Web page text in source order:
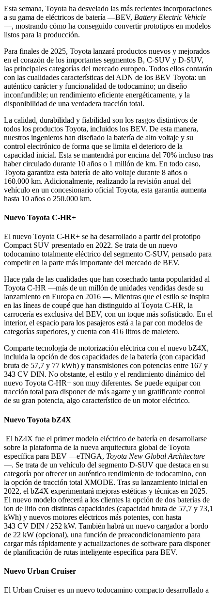
Esta semana, Toyota ha desvelado las más recientes incorporaciones
a su gama de eléctricos de batería —BEV, Battery Electric Vehicle
—, mostrando cómo ha conseguido convertir prototipos en modelos
listos para la producción.
Para finales de 2025, Toyota lanzará productos nuevos y mejorados
en el corazón de los importantes segmentos B, C-SUV y D-SUV,
las principales categorías del mercado europeo. Todos ellos contarán
con las cualidades características del ADN de los BEV Toyota: un
auténtico carácter y funcionalidad de todocamino; un diseño
inconfundible; un rendimiento eficiente energéticamente, y la
disponibilidad de una verdadera tracción total.
La calidad, durabilidad y fiabilidad son los rasgos distintivos de
todos los productos Toyota, incluidos los BEV. De esta manera,
nuestros ingenieros han diseñado la batería de alto voltaje y su
control electrónico de forma que se limita el deterioro de la
capacidad inicial. Esta se mantendrá por encima del 70% incluso tras
haber circulado durante 10 años o 1 millón de km. En todo caso,
Toyota garantiza esta batería de alto voltaje durante 8 años o
160.000 km. Adicionalmente, realizando la revisión anual del
vehículo en un concesionario oficial Toyota, esta garantía aumenta
hasta 10 años o 250.000 km.
Nuevo Toyota C-HR+
El nuevo Toyota C-HR+ se ha desarrollado a partir del prototipo
Compact SUV presentado en 2022. Se trata de un nuevo
todocamino totalmente eléctrico del segmento C-SUV, pensado para
competir en la parte más importante del mercado de BEV.
Hace gala de las cualidades que han cosechado tanta popularidad al
Toyota C-HR —más de un millón de unidades vendidas desde su
lanzamiento en Europa en 2016 —. Mientras que el estilo se inspira
en las líneas de coupé que han distinguido al Toyota C-HR, la
carrocería es exclusiva del BEV, con un toque más sofisticado. En el
interior, el espacio para los pasajeros está a la par con modelos de
categorías superiores, y cuenta con 416 litros de maletero.
Comparte tecnología de motorización eléctrica con el nuevo bZ4X,
incluida la opción de dos capacidades de la batería (con capacidad
bruta de 57,7 y 77 kWh) y transmisiones con potencias entre 167 y
343 CV DIN. No obstante, el estilo y el rendimiento dinámico del
nuevo Toyota C-HR+ son muy diferentes. Se puede equipar con
tracción total para disponer de más agarre y un gratificante control
de su gran potencia, algo característico de un motor eléctrico.
Nuevo Toyota bZ4X
El bZ4X fue el primer modelo eléctrico de batería en desarrollarse
sobre la plataforma de la nueva arquitectura global de Toyota
específica para BEV —eTNGA, Toyota New Global Architecture
—. Se trata de un vehículo del segmento D-SUV que destaca en su
categoría por ofrecer un auténtico rendimiento de todocamino, con
la opción de tracción total XMODE. Tras su lanzamiento inicial en
2022, el bZ4X experimentará mejoras estéticas y técnicas en 2025.
El nuevo modelo ofrecerá a los clientes la opción de dos baterías de
ion de litio con distintas capacidades (capacidad bruta de 57,7 y 73,1
kWh) y nuevos motores eléctricos más potentes, con hasta
343 CV DIN / 252 kW. También habrá un nuevo cargador a bordo
de 22 kW (opcional), una función de preacondicionamiento para
cargar más rápidamente y actualizaciones de software para disponer
de planificación de rutas inteligente específica para BEV.
Nuevo Urban Cruiser
El Urban Cruiser es un nuevo todocamino compacto desarrollado a